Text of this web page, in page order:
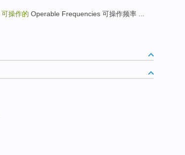
可操作的 Operable Frequencies 可操作频率 ...